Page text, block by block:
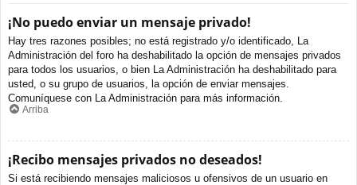
¡No puedo enviar un mensaje privado!
Hay tres razones posibles; no está registrado y/o identificado, La
Administración del foro ha deshabilitado la opción de mensajes privados
para todos los usuarios, o bien La Administración ha deshabilitado para
usted, o su grupo de usuarios, la opción de enviar mensajes.
Comuníquese con La Administración para más información.
Arriba
¡Recibo mensajes privados no deseados!
Si está recibiendo mensajes maliciosos u ofensivos de un usuario en